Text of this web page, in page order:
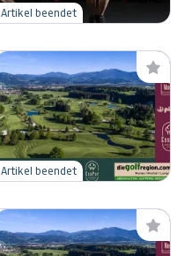
Artikel beendet
Artikel beendet